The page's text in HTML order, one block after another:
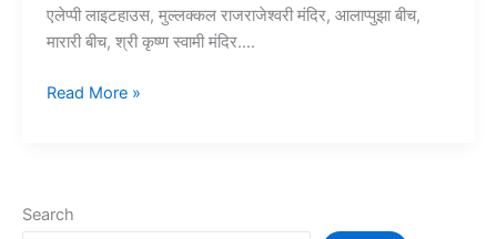
एलेप्पी लाइटहाउस, मुल्लक्कल राजराजेश्वरी मंदिर, आलाप्पुझा बीच,
मारारी बीच, श्री कृष्ण स्वामी मंदिर….
10+
जगह
Read More »
Search